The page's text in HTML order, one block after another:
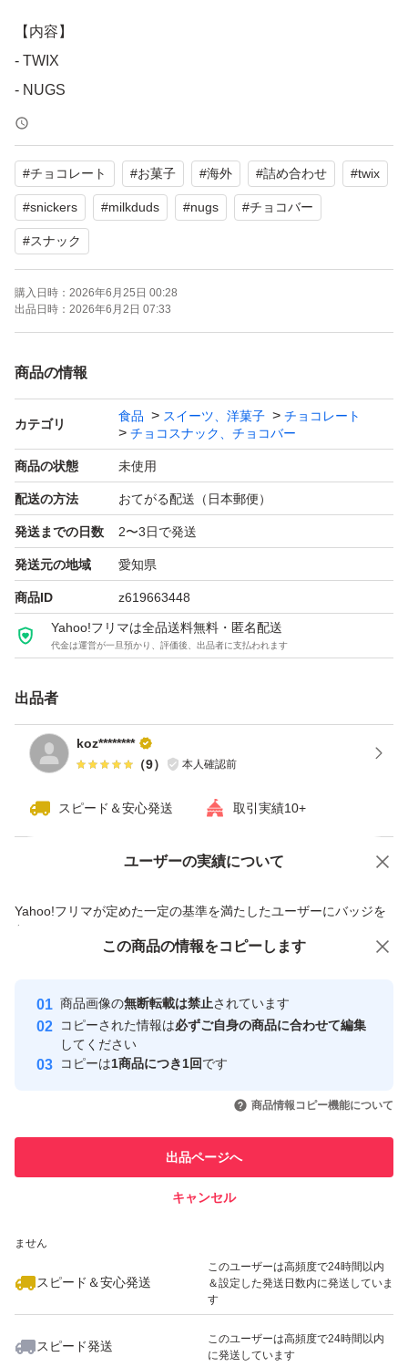
【内容】
- TWIX
- NUGS
- Milk Duds
- SNICKERS
よろしくお願いいたします。
#チョコレート #お菓子 #海外 #詰め合わせ #twix
#snickers #milkduds #nugs #チョコバー
#スナック
購入日時： 2026年6月25日 00:28
出品日時： 2026年6月2日 07:33
商品の情報
カテゴリ
食品 スイーツ、洋菓子
チョコレート
チョコスナック、チョコバー
商品の状態 未使用
配送の方法 おてがる配送（日本郵便）
発送までの日数 2〜3日で発送
発送元の地域 愛知県
商品ID z619663448
Yahoo!フリマは全品送料無料・匿名配送
代金は運営が一旦預かり、評価後、出品者に支払われます
出品者
koz********
（9） 本人確認前
スピード＆安心発送 取引実績10+
ユーザーの実績について
Yahoo!フリマが定めた一定の基準を満たしたユーザーにバッジを
付与しています
安心取引出品者
心・安全なユーザーです
取引実績
引を完了させた実績があります
での取引実績があります
ません
スピード＆安心発送
このユーザーは高頻度で24時間以内
＆設定した発送日数内に発送していま
す
スピード発送
このユーザーは高頻度で24時間以内
に発送しています
価格の相談 商品への質問
この商品の情報をコピーします
商品画像の無断転載は禁止されています
コピーされた情報は必ずご自身の商品に合わせて編集
してください
コピーは1商品につき1回です
商品情報コピー機能について
出品ページへ
キャンセル
この商品をみている人にオススメ
820